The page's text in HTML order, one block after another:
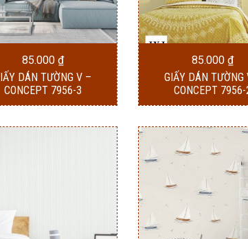
85.000 ₫
DÁN TƯỜNG V –
CONCEPT 7956-3
85.000₫
GIẤY DÁN TƯỜNG
CONCEPT